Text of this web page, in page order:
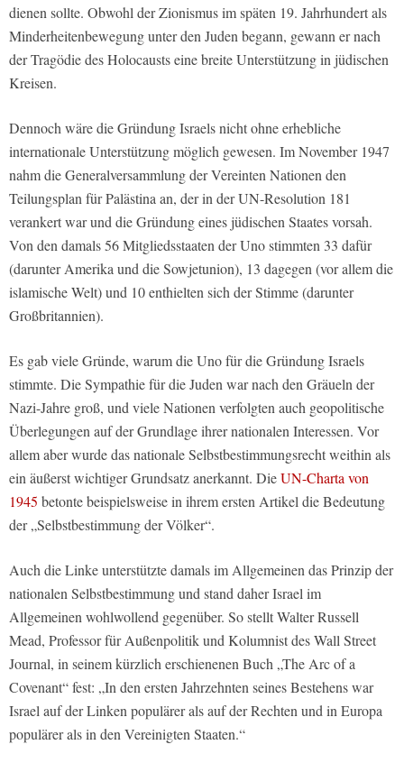
dienen sollte. Obwohl der Zionismus im späten 19. Jahrhundert als
Minderheitenbewegung unter den Juden begann, gewann er nach
der Tragödie des Holocausts eine breite Unterstützung in jüdischen
Kreisen.
Dennoch wäre die Gründung Israels nicht ohne erhebliche
internationale Unterstützung möglich gewesen. Im November 1947
nahm die Generalversammlung der Vereinten Nationen den
Teilungsplan für Palästina an, der in der UN-Resolution 181
verankert war und die Gründung eines jüdischen Staates vorsah.
Von den damals 56 Mitgliedsstaaten der Uno stimmten 33 dafür
(darunter Amerika und die Sowjetunion), 13 dagegen (vor allem die
islamische Welt) und 10 enthielten sich der Stimme (darunter
Großbritannien).
Es gab viele Gründe, warum die Uno für die Gründung Israels
stimmte. Die Sympathie für die Juden war nach den Gräueln der
Nazi-Jahre groß, und viele Nationen verfolgten auch geopolitische
Überlegungen auf der Grundlage ihrer nationalen Interessen. Vor
allem aber wurde das nationale Selbstbestimmungsrecht weithin als
ein äußerst wichtiger Grundsatz anerkannt. DieUN-Charta von
1945 betonte beispielsweise in ihrem ersten Artikel die Bedeutung
der „Selbstbestimmung der Völker“.
Auch die Linke unterstützte damals im Allgemeinen das Prinzip der
nationalen Selbstbestimmung und stand daher Israel im
Allgemeinen wohlwollend gegenüber. So stellt Walter Russell
Mead, Professor für Außenpolitik und Kolumnist des Wall Street
Journal, in seinem kürzlich erschienenen Buch „The Arc of a
Covenant“ fest: „In den ersten Jahrzehnten seines Bestehens war
Israel auf der Linken populärer als auf der Rechten und in Europa
populärer als in den Vereinigten Staaten.“